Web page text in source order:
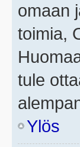
omaan
toimia,
tule
Ylös